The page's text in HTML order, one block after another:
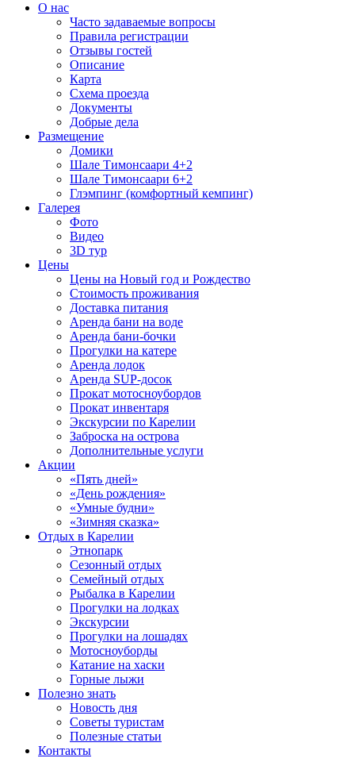
О нас
Часто задаваемые вопросы
Правила регистрации
Отзывы гостей
Описание
Карта
Схема проезда
Документы
Добрые дела
Размещение
Домики
Шале Тимонсаари 4+2
Шале Тимонсаари 6+2
Глэмпинг (комфортный кемпинг)
Галерея
Фото
Видео
3D тур
Цены
Цены на Новый год и Рождество
Стоимость проживания
Доставка питания
Аренда бани на воде
Аренда бани-бочки
Прогулки на катере
Аренда лодок
Аренда SUP-досок
Прокат мотосноубордов
Прокат инвентаря
Экскурсии по Карелии
Заброска на острова
Дополнительные услуги
Акции
«Пять дней»
«День рождения»
«Умные будни»
«Зимняя сказка»
Отдых в Карелии
Этнопарк
Сезонный отдых
Семейный отдых
Рыбалка в Карелии
Прогулки на лодках
Экскурсии
Прогулки на лошадях
Мотосноуборды
Катание на хаски
Горные лыжи
Полезно знать
Новость дня
Советы туристам
Полезные статьи
Контакты